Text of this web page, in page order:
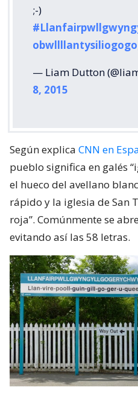
;-)
— Liam Dutton
8, 2015
Según explica CNN en
pueblo significa en galés
el hueco del avellano
rápido y la iglesia de San
roja”. Comúnmente se
evitando así las 58 letras.